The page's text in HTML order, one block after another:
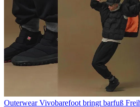
Outerwear Vivobarefoot bringt barfuß